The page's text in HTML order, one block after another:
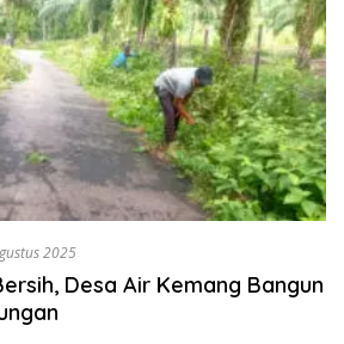
2025
Desa Air Kemang Bangun